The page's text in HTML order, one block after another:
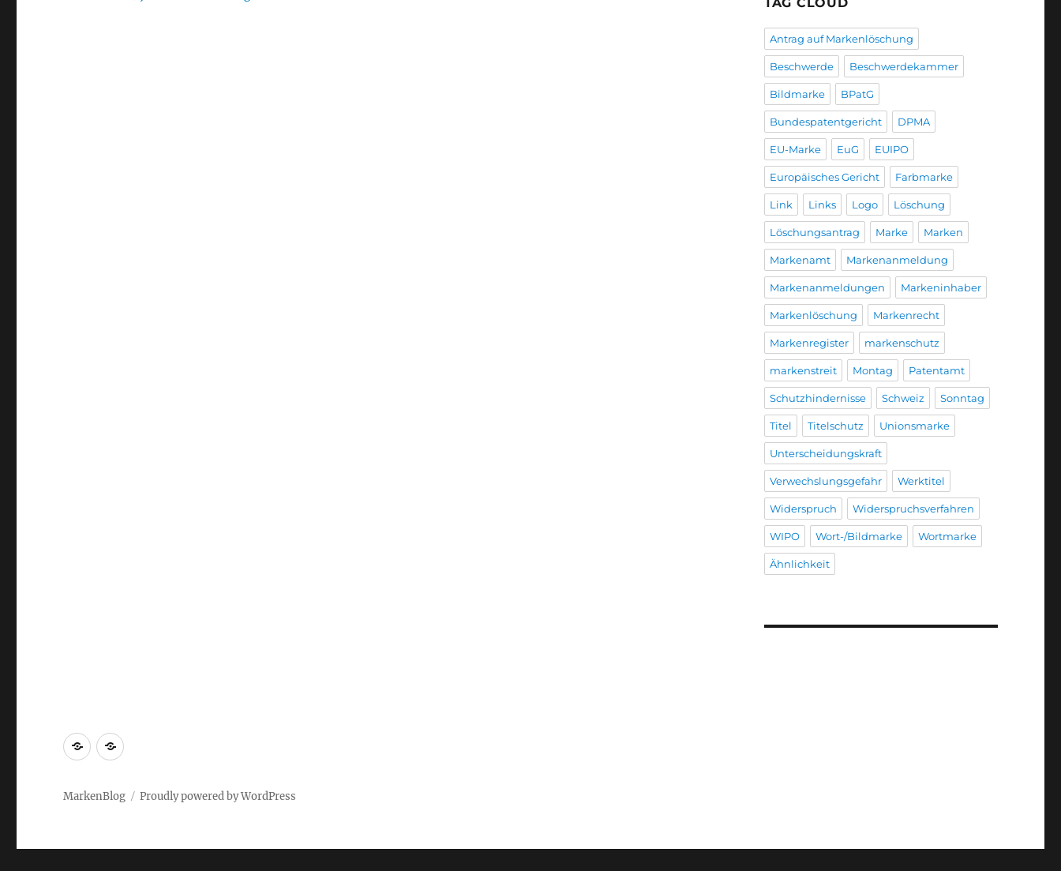
Antrag auf Markenlöschung
Beschwerde Beschwerdekammer
Bildmarke BPatG
Bundespatentgericht DPMA
EU-Marke EuG EUIPO
Europäisches Gericht Farbmarke
Link Links Logo Löschung
Löschungsantrag Marke Marken
Markenamt Markenanmeldung
Markenanmeldungen Markeninhaber
Markenlöschung Markenrecht
Markenregister markenschutz
markenstreit Montag Patentamt
Schutzhindernisse Schweiz Sonntag
Titel Titelschutz Unionsmarke
Unterscheidungskraft
Verwechslungsgefahr Werktitel
Widerspruch Widerspruchsverfahren
WIPO Wort-/Bildmarke Wortmarke
Ähnlichkeit
Markenrecherche
Gastbeiträge
MarkenBlog Proudly powered by WordPress